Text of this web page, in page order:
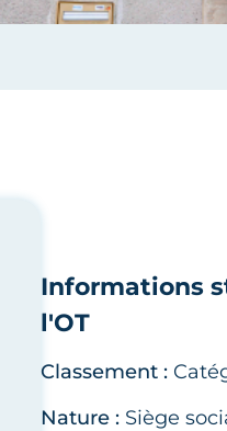
Informations
l'OT
Classement :
Nature : Siège